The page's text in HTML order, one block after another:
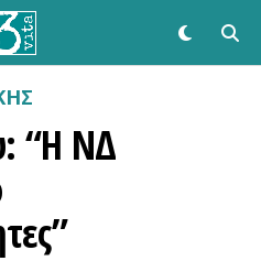
“Η ΝΔ